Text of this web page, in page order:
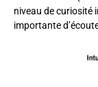
niveau de curiosité
importante